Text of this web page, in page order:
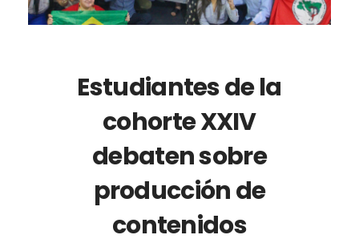
Estudiantes de la
cohorte XXIV
debaten sobre
producción de
contenidos